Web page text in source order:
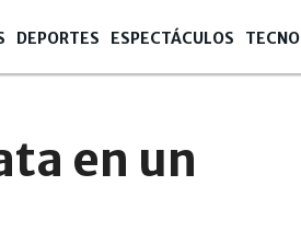
DEPORTES ESPECTÁCULOS TECNO
en un